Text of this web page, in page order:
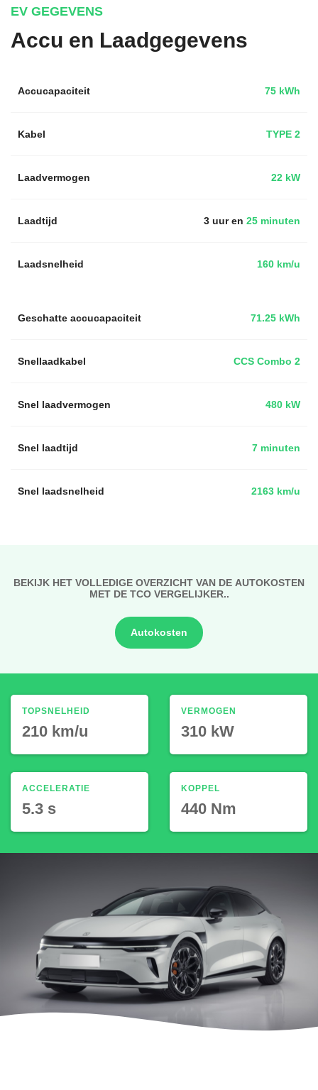
EV GEGEVENS
Accu en Laadgegevens
Accucapaciteit 75 kWh
Kabel TYPE 2
Laadvermogen 22 kW
Laadtijd 3 uur en 25 minuten
Laadsnelheid 160 km/u
71.25 kWh
Geschatte accucapaciteit
Snellaadkabel CCS Combo 2
Snel laadvermogen 480 kW
Snel laadtijd 7 minuten
Snel laadsnelheid 2163 km/u
BEKIJK HET VOLLEDIGE OVERZICHT VAN DE AUTOKOSTEN
MET DE TCO VERGELIJKER..
Autokosten
TOPSNELHEID
210 km/u
ACCELERATIE
5.3 s
VERMOGEN
310 kW
KOPPEL
440 Nm